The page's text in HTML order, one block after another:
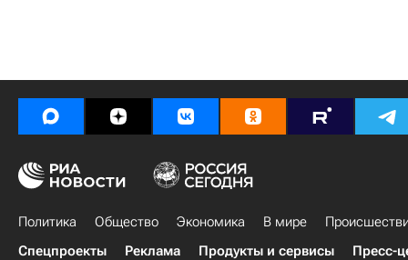
Политика Общество Экономика В мире
Спецпроекты
Реклама Продукты и сервисы Пресс-